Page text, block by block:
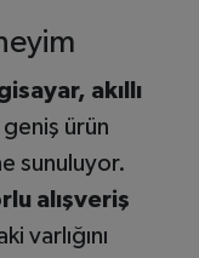
akıllı
ürün
sunuluyor.
alışveriş
varlığını